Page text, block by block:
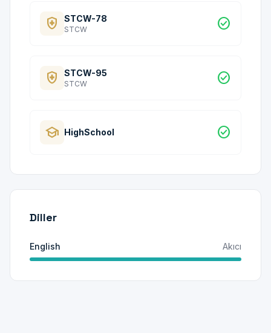
health_and_safety STCW-78
STCW check_circle
health_and_safety STCW-95
STCW check_circle
school HighSchool check_circle
Diller
English Akıcı